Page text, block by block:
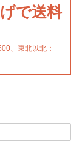
で送料
、東北以北：